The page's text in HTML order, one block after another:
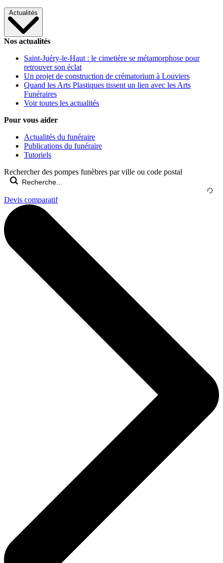
Actualités
Nos actualités
Saint-Juéry-le-Haut : le cimetière se métamorphose pour
retrouver son éclat
Un projet de construction de crématorium à Louviers
Quand les Arts Plastiques tissent un lien avec les Arts
Funéraires
Voir toutes les actualités
Pour vous aider
Actualités du funéraire
Publications du funéraire
Tutoriels
Rechercher des pompes funèbres par ville ou code postal
Devis comparatif